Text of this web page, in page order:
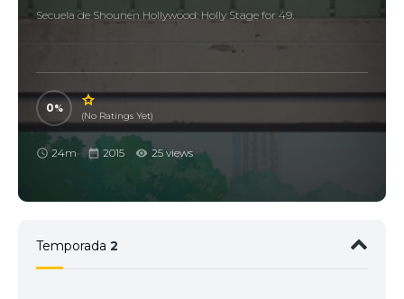
Secuela de Shounen Hollywood: Holly Stage for 49.
0
(No Ratings Yet)
24m 2015 25 views
Temporada 2